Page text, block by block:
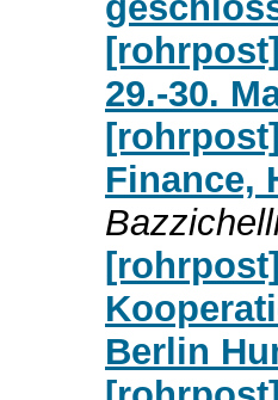
29.-30.
Finance,
Berlin